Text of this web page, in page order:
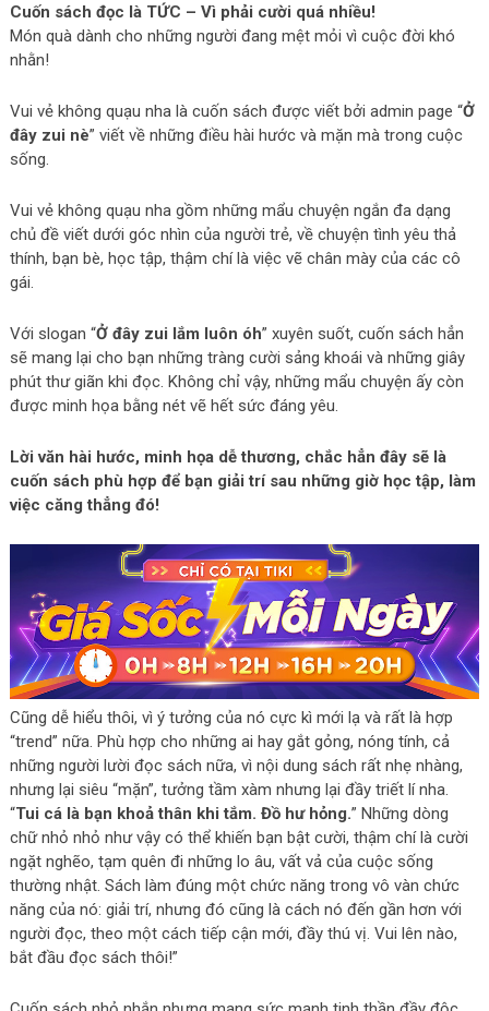
Cuốn sách đọc là TỨC – Vì phải cười quá nhiều!
Món quà dành cho những người đang mệt mỏi vì cuộc đời khó
nhằn!
Vui vẻ không quạu nha là cuốn sách được viết bởi admin page “Ở
đây zui nè” viết về những điều hài hước và mặn mà trong cuộc
sống.
Vui vẻ không quạu nha gồm những mẩu chuyện ngắn đa dạng
chủ đề viết dưới góc nhìn của người trẻ, về chuyện tình yêu thả
thính, bạn bè, học tập, thậm chí là việc vẽ chân mày của các cô
gái.
Với slogan “Ở đây zui lắm luôn óh” xuyên suốt, cuốn sách hẳn
sẽ mang lại cho bạn những tràng cười sảng khoái và những giây
phút thư giãn khi đọc. Không chỉ vậy, những mẩu chuyện ấy còn
được minh họa bằng nét vẽ hết sức đáng yêu.
Lời văn hài hước, minh họa dễ thương, chắc hẳn đây sẽ là
cuốn sách phù hợp để bạn giải trí sau những giờ học tập, làm
việc căng thẳng đó!
Cũng dễ hiểu thôi, vì ý tưởng của nó cực kì mới lạ và rất là hợp
“trend” nữa. Phù hợp cho những ai hay gắt gỏng, nóng tính, cả
những người lười đọc sách nữa, vì nội dung sách rất nhẹ nhàng,
nhưng lại siêu “mặn”, tưởng tầm xàm nhưng lại đầy triết lí nha.
“Tui cá là bạn khoả thân khi tắm. Đồ hư hỏng.” Những dòng
chữ nhỏ nhỏ như vậy có thể khiến bạn bật cười, thậm chí là cười
ngặt nghẽo, tạm quên đi những lo âu, vất vả của cuộc sống
thường nhật. Sách làm đúng một chức năng trong vô vàn chức
năng của nó: giải trí, nhưng đó cũng là cách nó đến gần hơn với
người đọc, theo một cách tiếp cận mới, đầy thú vị. Vui lên nào,
bắt đầu đọc sách thôi!”